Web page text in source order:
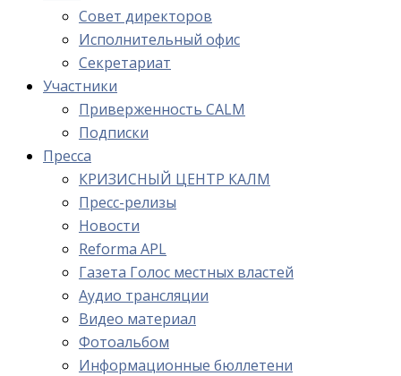
Cовет директоров
Исполнительный офис
Cекретариат
Участники
Приверженность CALM
Подписки
Пресса
КРИЗИСНЫЙ ЦЕНТР КАЛМ
Пресс-релизы
Новости
Reforma APL
Газета Голос местных властей
Аудио трансляции
Видео материал
Фотоальбом
Информационные бюллетени